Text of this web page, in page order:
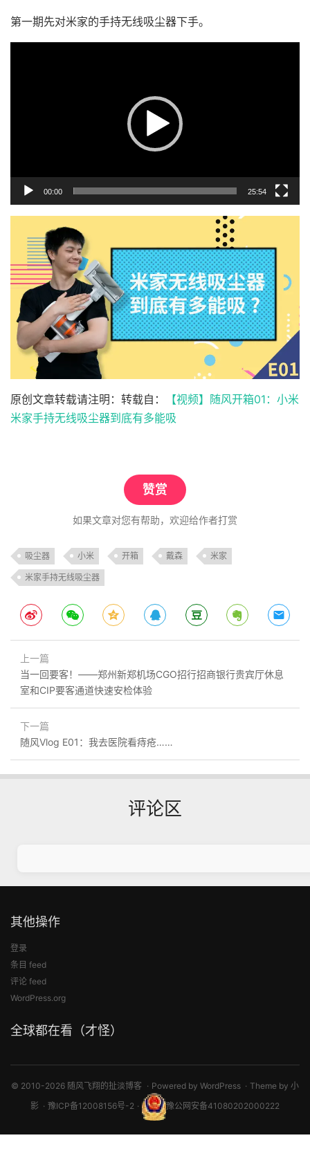
第一期先对米家的手持无线吸尘器下手。
00:00 25:54
原创文章转载请注明：转载自：
【视频】随风开箱01：小米
米家手持无线吸尘器到底有多能吸
赞赏
如果文章对您有帮助，欢迎给作者打赏
吸尘器 小米 开箱 戴森 米家
米家手持无线吸尘器
上一篇
当一回要客！——郑州新郑机场CGO招行招商银行贵宾厅休息
室和CIP要客通道快速安检体验
下一篇
随风Vlog E01：我去医院看痔疮……
评论区
其他操作
登录
条目 feed
评论 feed
WordPress.org
全球都在看（才怪）
© 2010-2026 随风飞翔的扯淡博客 Powered by WordPress Theme by 小
影
豫ICP备12008156号-2 豫公网安备41080202000222